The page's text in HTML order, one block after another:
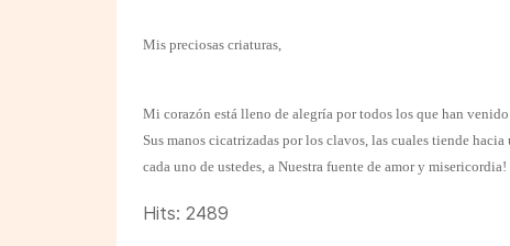
Mis preciosas criaturas,
Mi corazón está lleno de alegría por todos los que han
Sus manos cicatrizadas por los clavos, las cuales tiende hacia
cada uno de ustedes, a Nuestra fuente de amor y misericordia!
Hits: 2489